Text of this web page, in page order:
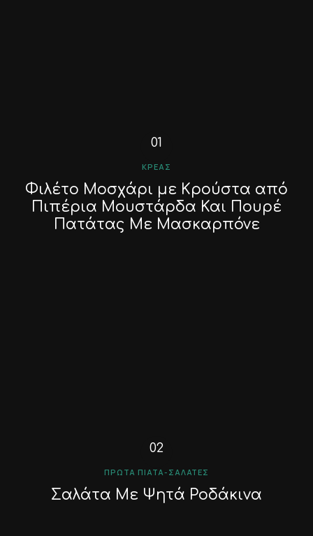
ΚΡΈΑΣ
Φιλέτο Μοσχάρι με Κρούστα από
Πιπέρια Μουστάρδα Και Πουρέ
Πατάτας Με Μασκαρπόνε
ΠΡΏΤΑ ΠΙΆΤΑ-ΣΑΛΆΤΕΣ
Σαλάτα Με Ψητά Ροδάκινα